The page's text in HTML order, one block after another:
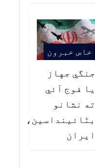
خاص خبرون
جنگي جهاز
يا فوج آئي
ته نشانو
بڻائينداسين،
ايران